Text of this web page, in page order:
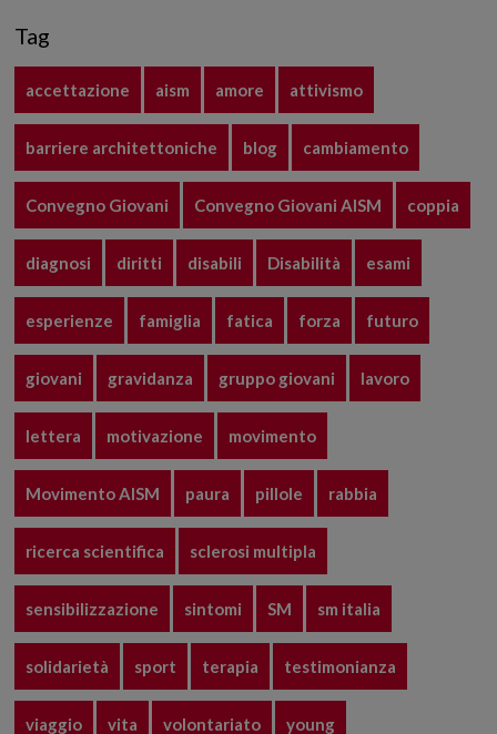
Tag
accettazione aism amore attivismo
barriere architettoniche blog cambiamento
Convegno Giovani Convegno Giovani AISM coppia
diagnosi diritti disabili Disabilità esami
esperienze famiglia fatica forza futuro
giovani gravidanza gruppo giovani lavoro
lettera motivazione movimento
Movimento AISM paura pillole rabbia
ricerca scientifica sclerosi multipla
sensibilizzazione sintomi SM sm italia
solidarietà sport terapia testimonianza
viaggio vita volontariato young